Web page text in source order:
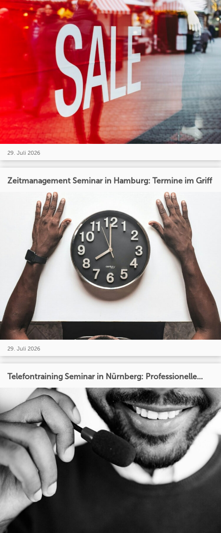
29. Juli 2026
Zeitmanagement Seminar in Hamburg: Termine im Griff
29. Juli 2026
Telefontraining Seminar in Nürnberg: Professionelle...